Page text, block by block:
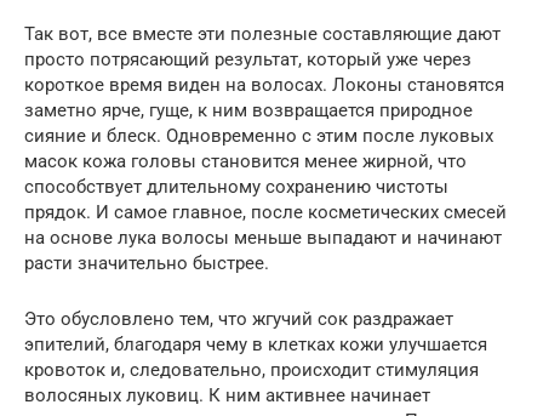
Так вот, все вместе эти полезные составляющие дают
просто потрясающий результат, который уже через
короткое время виден на волосах. Локоны становятся
заметно ярче, гуще, к ним возвращается природное
сияние и блеск. Одновременно с этим после луковых
масок кожа головы становится менее жирной, что
способствует длительному сохранению чистоты
прядок. И самое главное, после косметических смесей
на основе лука волосы меньше выпадают и начинают
расти значительно быстрее.
Это обусловлено тем, что жгучий сок раздражает
эпителий, благодаря чему в клетках кожи улучшается
кровоток и, следовательно, происходит стимуляция
волосяных луковиц. К ним активнее начинает